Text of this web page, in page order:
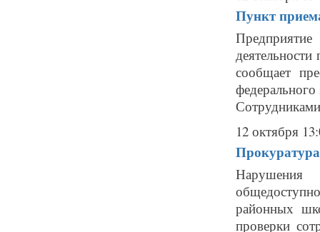
Пункт
сообщает
федерального
12 октября
Нарушения
районных
проверки